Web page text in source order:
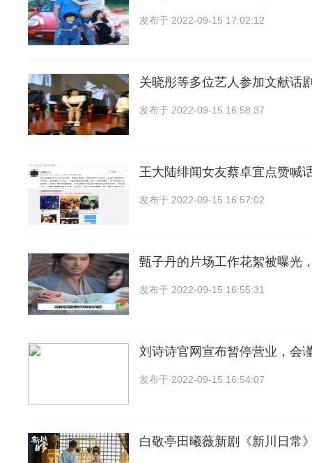
发布于 2022-09-15 17:02:12
关晓彤等多位艺人参加文献话
发布于 2022-09-15 16:58:37
王大陆绯闻女友蔡卓宜点赞喊
发布于 2022-09-15 16:57:02
甄子丹的片场工作花絮被曝光
发布于 2022-09-15 16:55:31
刘诗诗官网宣布暂停营业，会
发布于 2022-09-15 16:54:07
白敬亭田曦薇新剧《新川日常